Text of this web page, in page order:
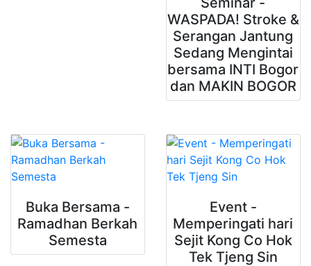
WASPADA! Stroke &
Serangan Jantung
Sedang Mengintai
bersama INTI Bogor
dan MAKIN BOGOR
Buka Bersama -
Ramadhan Berkah
Semesta
Event -
Memperingati hari
Sejit Kong Co Hok
Tek Tjeng Sin